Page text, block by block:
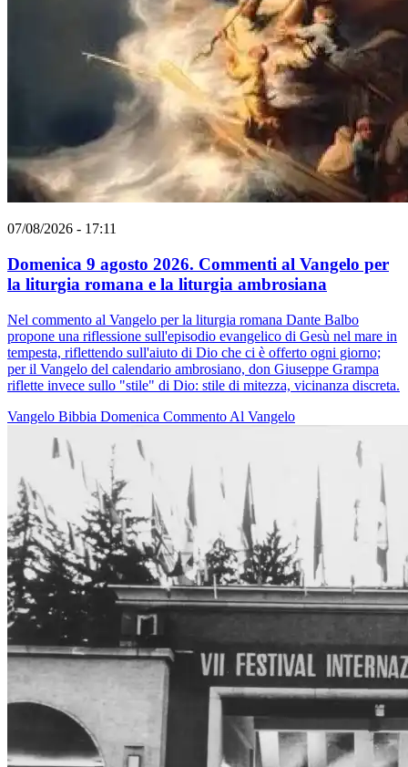
07/08/2026 - 17:11
Domenica 9 agosto 2026. Commenti al Vangelo per
la liturgia romana e la liturgia ambrosiana
Nel commento al Vangelo per la liturgia romana Dante Balbo
propone una riflessione sull'episodio evangelico di Gesù nel mare in
tempesta, riflettendo sull'aiuto di Dio che ci è offerto ogni giorno;
per il Vangelo del calendario ambrosiano, don Giuseppe Grampa
riflette invece sullo "stile" di Dio: stile di mitezza, vicinanza discreta.
Vangelo Bibbia Domenica Commento Al Vangelo